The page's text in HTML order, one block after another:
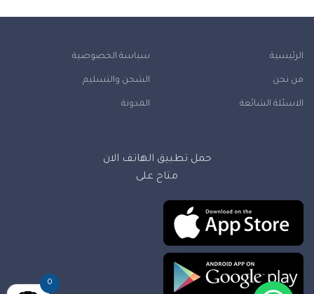
الرئيسية
من نحن
الاسئلة الشائعة
سياسة الخصوصية
الشحن والتسليم
المدونة
حمل تطبيق الهاتف الان
متاح على
0